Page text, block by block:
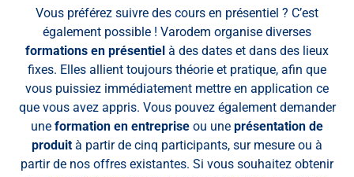
Vous préférez suivre des cours en présentiel ? C’est
également possible ! Varodem organise diverses
formations en présentiel à des dates et dans des lieux
fixes. Elles allient toujours théorie et pratique, afin que
vous puissiez immédiatement mettre en application ce
que vous avez appris. Vous pouvez également demander
une formation en entreprise ou une présentation de
produit à partir de cinq participants, sur mesure ou à
partir de nos offres existantes. Si vous souhaitez obtenir